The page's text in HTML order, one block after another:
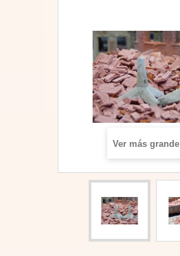
Ver más grande